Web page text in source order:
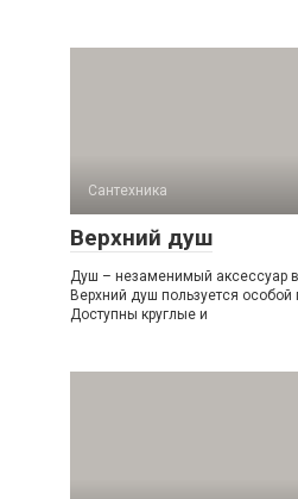
Сантехника
Верхний душ
Душ – незаменимый аксессуар
Верхний душ пользуется особой
Доступны круглые и